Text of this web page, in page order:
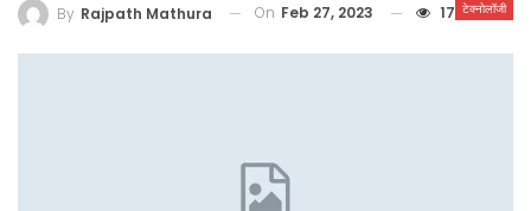
टेक्नोलॉजी
By Rajpath Mathura On Feb 27, 2023 17